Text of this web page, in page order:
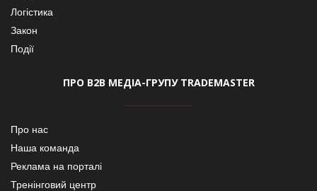
Логістика
Закон
Події
ПРО В2В МЕДІА-ГРУПУ TRADEMASTER
Про нас
Наша команда
Реклама на порталі
Тренінговий центр